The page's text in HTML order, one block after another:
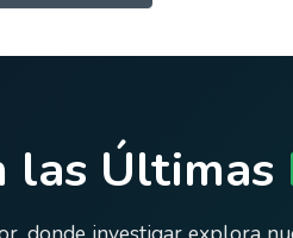
las Últimas